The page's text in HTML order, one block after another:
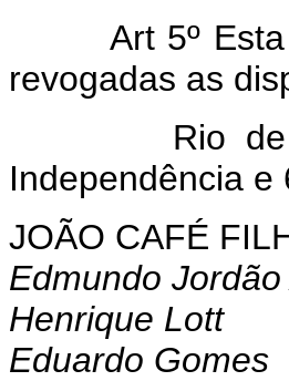
Art 5º
revogadas as
Rio de
Independência e
JOÃO CAFÉ
Edmundo
Henrique Lott
Eduardo Gomes